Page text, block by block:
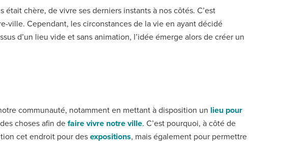
chère, de vivre ses derniers instants à nos côtés. C’est
ville. Cependant, les circonstances de la vie en ayant décidé
d’un lieu vide et sans animation, l’idée émerge alors de créer un
communauté, notamment en mettant à disposition un lieu pour
choses afin de faire vivre notre ville. C’est pourquoi, à côté de
cet endroit pour des expositions, mais également pour permettre